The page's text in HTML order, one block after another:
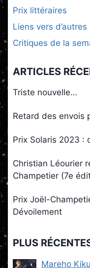
Prix littéraires
Liens vers d’autres
Critiques de la
ARTICLES
Triste nouvelle…
Retard des envois
Prix Solaris 2023 :
Christian Léourier
Champetier (7e
Prix Joël-
Dévoilement
PLUS
Mareho